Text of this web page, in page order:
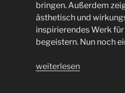
bringen. Außerdem
ästhetisch und
inspirierendes Werk
begeistern. Nun noch
„Magic
weiterlesen